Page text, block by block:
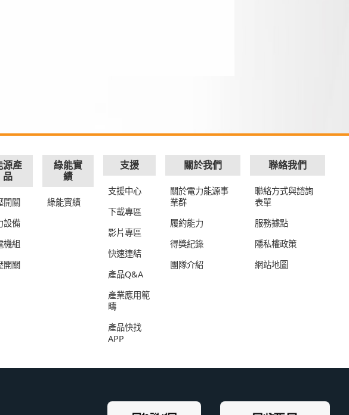
源產
品
開關
設備
機組
開關
綠能實
績
綠能實績
支援
支援中心
下載專區
影片專區
快速連結
產品Q&A
產業應用範
疇
產品快找
APP
關於我們
關於電力能源事
業群
履約能力
得獎紀錄
團隊介紹
聯絡我們
聯絡方式與諮詢
表單
服務據點
隱私權政策
網站地圖